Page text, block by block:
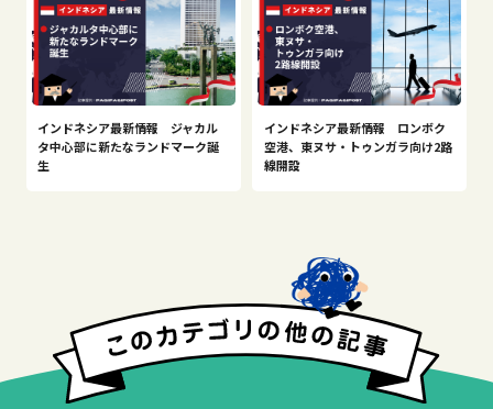
インドネシア最新情報 ジャカル
タ中心部に新たなランドマーク誕
生
インドネシア最新情報 ロンボク
空港、東ヌサ・トゥンガラ向け2路
線開設